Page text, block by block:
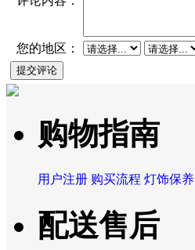
您的地区：
购物指南
用户注册 购买流程 灯饰保养
配送售后